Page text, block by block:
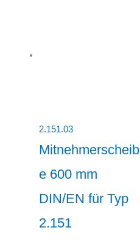
2.151.03
Mitnehmerscheib
e 600 mm
DIN/EN für Typ
2.151